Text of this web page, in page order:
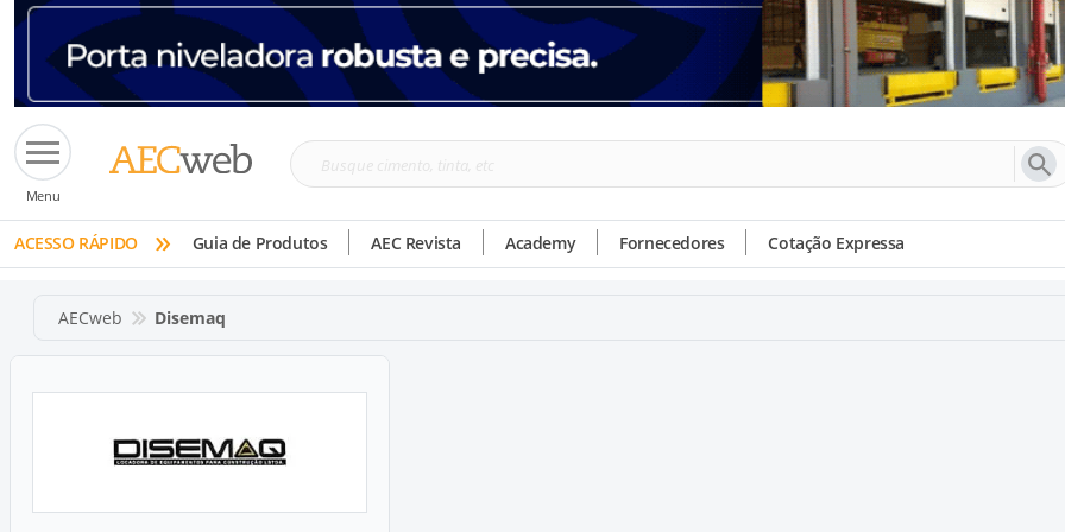
Menu
Busque
tinta,
etc
ACESSO RÁPIDO » Guia de Produtos AEC Revista Academy Fornecedores Cotação Expressa
AECweb Disemaq